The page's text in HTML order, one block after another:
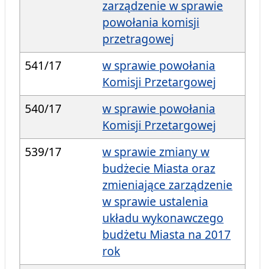
zarządzenie w sprawie
powołania komisji
przetragowej
541/17
w sprawie powołania
Komisji Przetargowej
540/17
w sprawie powołania
Komisji Przetargowej
539/17
w sprawie zmiany w
budżecie Miasta oraz
zmieniające zarządzenie
w sprawie ustalenia
układu wykonawczego
budżetu Miasta na 2017
rok